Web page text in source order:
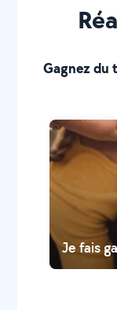
Gagnez du
Je fais